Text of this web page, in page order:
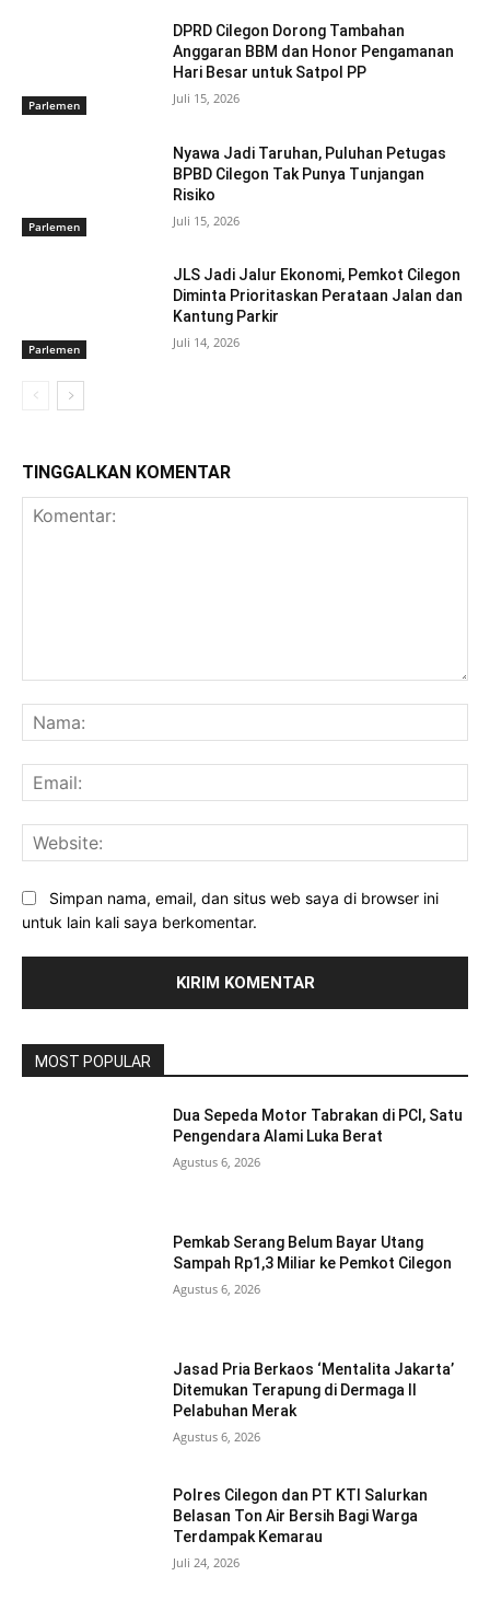
Parlemen
DPRD Cilegon Dorong Tambahan
Anggaran BBM dan Honor Pengamanan
Hari Besar untuk Satpol PP
Juli 15, 2026
Parlemen
Nyawa Jadi Taruhan, Puluhan Petugas
BPBD Cilegon Tak Punya Tunjangan
Risiko
Juli 15, 2026
Parlemen
JLS Jadi Jalur Ekonomi, Pemkot Cilegon
Diminta Prioritaskan Perataan Jalan dan
Kantung Parkir
Juli 14, 2026
TINGGALKAN KOMENTAR
Simpan nama, email, dan situs web saya di browser ini
untuk lain kali saya berkomentar.
MOST POPULAR
Dua Sepeda Motor Tabrakan di PCI, Satu
Pengendara Alami Luka Berat
Agustus 6, 2026
Pemkab Serang Belum Bayar Utang
Sampah Rp1,3 Miliar ke Pemkot Cilegon
Agustus 6, 2026
Jasad Pria Berkaos ‘Mentalita Jakarta’
Ditemukan Terapung di Dermaga II
Pelabuhan Merak
Agustus 6, 2026
Polres Cilegon dan PT KTI Salurkan
Belasan Ton Air Bersih Bagi Warga
Terdampak Kemarau
Juli 24, 2026